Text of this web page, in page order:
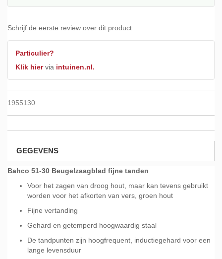
Schrijf de eerste review over dit product
Particulier?
Klik hiervia intuinen.nl.
1955130
gallerij
GEGEVENS
Bahco 51-30 Beugelzaagblad fijne tanden
Voor het zagen van droog hout, maar kan tevens gebruikt
worden voor het afkorten van vers, groen hout
Fijne vertanding
Gehard en getemperd hoogwaardig staal
De tandpunten zijn hoogfrequent, inductiegehard voor een
lange levensduur